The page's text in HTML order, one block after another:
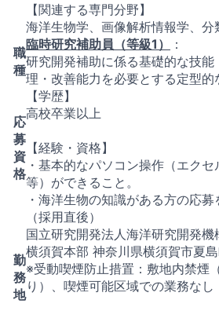
【関連する専門分野】
海洋生物学、画像解析情報学、分
職
種
臨時研究補助員（等級1）
：
研究開発補助に係る基礎的な技
理・改善能力を必要とする定型的
応
募
資
格
【学歴】
高校卒業以上
【経験・資格】
・基本的なパソコン操作（エク
等）ができること。
・海洋生物の知識がある方の応募
勤
務
地
（採用直後）
国立研究開発法人海洋研究開発機
横須賀本部 神奈川県横須賀市夏
※受動喫煙防止措置：敷地内禁煙
り）、喫煙可能区域での業務なし